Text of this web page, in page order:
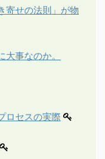
寄せの法則」が物
事なのか。
ロセスの実際